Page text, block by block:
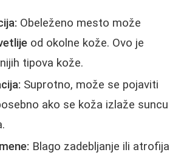
Obeleženo mesto može
od okolne kože. Ovo je
tipova kože.
Suprotno, može se pojaviti
ako se koža izlaže suncu
Blago zadebljanje ili atrofija